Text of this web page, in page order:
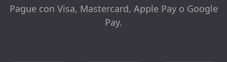
Pague con Visa, Mastercard, Apple Pay o Google
Pay.